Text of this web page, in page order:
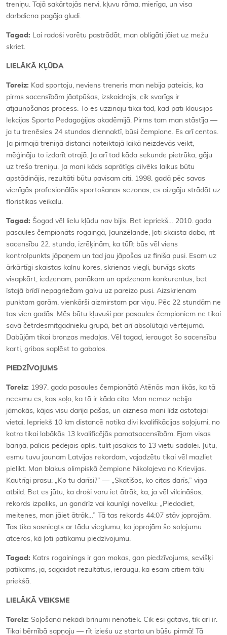
treniņu. Tajā sakārtojās nervi, kļuvu rāma, mierīga, un visa
darbdiena pagāja gludi.
Tagad: Lai radoši varētu pastrādāt, man obligāti jāiet uz mežu
skriet.
LIELĀKĀ KĻŪDA
Toreiz: Kad sportoju, neviens treneris man nebija pateicis, ka
pirms sacensībām jāatpūšas, izskaidrojis, cik svarīgs ir
atjaunošanās process. To es uzzināju tikai tad, kad pati klausījos
lekcijas Sporta Pedagoģijas akadēmijā. Pirms tam man stāstīja —
ja tu trenēsies 24 stundas diennaktī, būsi čempione. Es arī centos.
Ja pirmajā treniņā distanci noteiktajā laikā neizdevās veikt,
mēģināju to izdarīt otrajā. Ja arī tad kāda sekunde pietrūka, gāju
uz trešo treniņu. Ja mani kāds saprātīgs cilvēks laikus būtu
apstādinājis, rezultāti būtu pavisam citi. 1998. gadā pēc savas
vienīgās profesionālās sportošanas sezonas, es aizgāju strādāt uz
floristikas veikalu.
Tagad: Šogad vēl lielu kļūdu nav bijis. Bet iepriekš… 2010. gada
pasaules čempionāts rogaingā, Jaunzēlande, ļoti skaista daba, rit
sacensību 22. stunda, izrēķinām, ka tūlīt būs vēl viens
kontrolpunkts jāpaņem un tad jau jāpošas uz finiša pusi. Esam uz
ārkārtīgi skaistas kalnu kores, skrienas viegli, burvīgs skats
visapkārt, iedzenam, panākam un apdzenam konkurentus, bet
īstajā brīdī nepagriežam galvu uz pareizo pusi. Aizskrienam
punktam garām, vienkārši aizmirstam par viņu. Pēc 22 stundām ne
tas vien gadās. Mēs būtu kļuvuši par pasaules čempioniem ne tikai
savā četrdesmitgadnieku grupā, bet arī absolūtajā vērtējumā.
Dabūjām tikai bronzas medaļas. Vēl tagad, ieraugot šo sacensību
karti, gribas saplēst to gabalos.
PIEDZĪVOJUMS
Toreiz: 1997. gada pasaules čempionātā Atēnās man likās, ka tā
neesmu es, kas soļo, ka tā ir kāda cita. Man nemaz nebija
jāmokās, kājas visu darīja pašas, un aiznesa mani līdz astotajai
vietai. Iepriekš 10 km distancē notika divi kvalifikācijas soļojumi, no
katra tikai labākās 13 kvalificējās pamatsacensībām. Ejam visas
bariņā, palicis pēdējais aplis, tūlīt jāsākas to 13 vietu sadalei. Jūtu,
esmu tuvu jaunam Latvijas rekordam, vajadzētu tikai vēl mazliet
pielikt. Man blakus olimpiskā čempione Nikolajeva no Krievijas.
Kautrīgi prasu: „Ko tu darīsi?” — „Skatīšos, ko citas darīs,” viņa
atbild. Bet es jūtu, ka droši varu iet ātrāk, ka, ja vēl vilcināšos,
rekords izpaliks, un gandrīz vai kaunīgi novelku: „Piedodiet,
meitenes, man jāiet ātrāk…” Tā tas rekords 44:07 stāv joprojām.
Tas tika sasniegts ar tādu vieglumu, ka joprojām šo soļojumu
atceros, kā ļoti patīkamu piedzīvojumu.
Tagad: Katrs rogainings ir gan mokas, gan piedzīvojums, sevišķi
patīkams, ja, sagaidot rezultātus, ieraugu, ka esam citiem tālu
priekšā.
LIELĀKĀ VEIKSME
Toreiz: Soļošanā nekādi brīnumi nenotiek. Cik esi gatavs, tik arī ir.
Tikai bērnībā sapņoju — rīt iziešu uz starta un būšu pirmā! Tā